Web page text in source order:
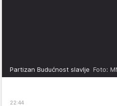
Partizan Budućnost slavlje Foto:
22:44